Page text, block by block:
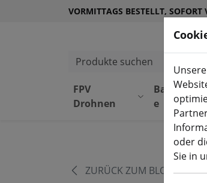
VORMITTAGS BESTELLT, SOFORT
Produkte suchen
FPV
Drohnen
Bauteil
e
ZURÜCK ZUM BLOG
oder
Sie in